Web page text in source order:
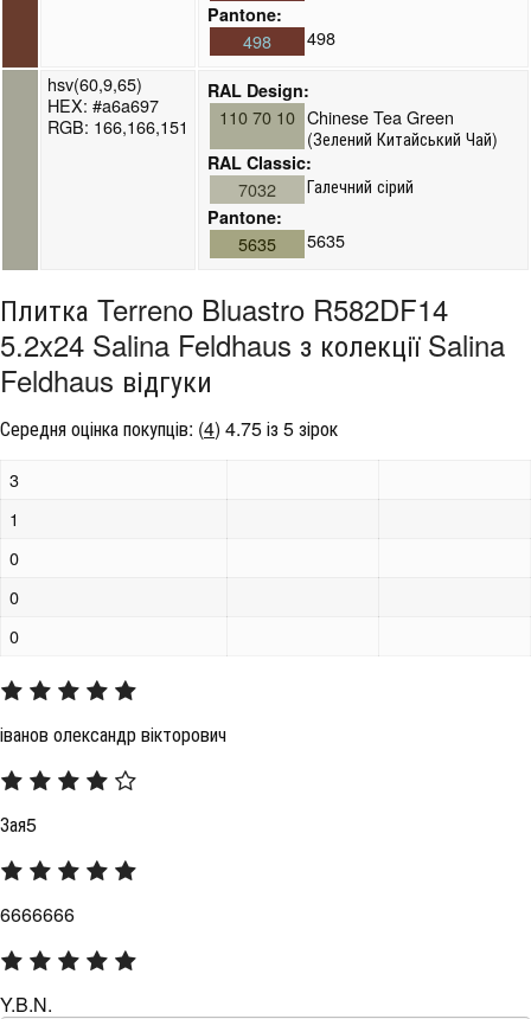
Pantone:
498
498
hsv(60,9,65)
HEX: #a6a697
RGB: 166,166,151
RAL Design:
110 70 10 Chinese Tea Green
(Зелений Китайський Чай)
RAL Classic:
7032 Галечний сірий
Pantone:
5635 5635
Плитка Terreno Bluastro R582DF14
5.2x24 Salina Feldhaus з колекції Salina
Feldhaus відгуки
Середня оцінка покупців: (4) 4.75 із 5 зірок
3
1
0
0
0
іванов олександр вікторович
Зая5
6666666
Y.B.N.